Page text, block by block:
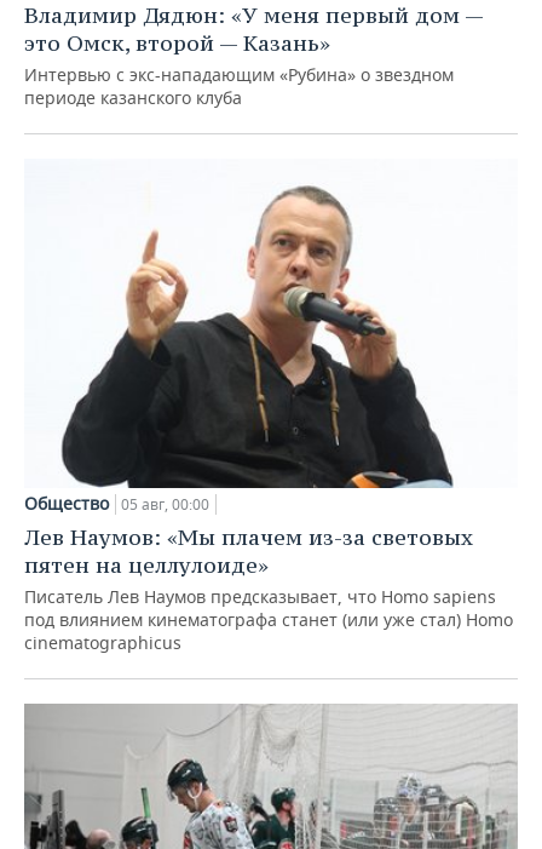
Владимир Дядюн: «У меня первый дом —
это Омск, второй — Казань»
Интервью с экс-нападающим «Рубина» о звездном
периоде казанского клуба
Общество 05 авг, 00:00
Лев Наумов: «Мы плачем из-за световых
пятен на целлулоиде»
Писатель Лев Наумов предсказывает, что Homo sapiens
под влиянием кинематографа станет (или уже стал) Homo
cinematographicus